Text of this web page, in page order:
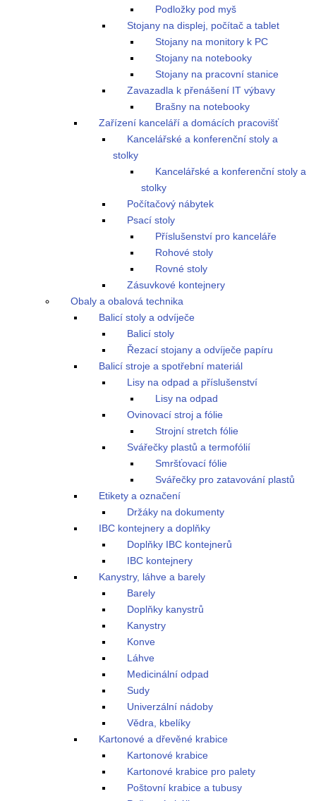
Podložky pod myš
Stojany na displej, počítač a tablet
Stojany na monitory k PC
Stojany na notebooky
Stojany na pracovní stanice
Zavazadla k přenášení IT výbavy
Brašny na notebooky
Zařízení kanceláří a domácích pracovišť
Kancelářské a konferenční stoly a
stolky
Kancelářské a konferenční stoly a
stolky
Počítačový nábytek
Psací stoly
Příslušenství pro kanceláře
Rohové stoly
Rovné stoly
Zásuvkové kontejnery
Obaly a obalová technika
Balicí stoly a odvíječe
Balicí stoly
Řezací stojany a odvíječe papíru
Balicí stroje a spotřební materiál
Lisy na odpad a příslušenství
Lisy na odpad
Ovinovací stroj a fólie
Strojní stretch fólie
Svářečky plastů a termofólií
Smršťovací fólie
Svářečky pro zatavování plastů
Etikety a označení
Držáky na dokumenty
IBC kontejnery a doplňky
Doplňky IBC kontejnerů
IBC kontejnery
Kanystry, láhve a barely
Barely
Doplňky kanystrů
Kanystry
Konve
Láhve
Medicinální odpad
Sudy
Univerzální nádoby
Vědra, kbelíky
Kartonové a dřevěné krabice
Kartonové krabice
Kartonové krabice pro palety
Poštovní krabice a tubusy